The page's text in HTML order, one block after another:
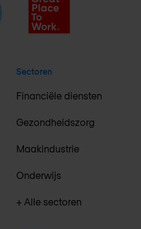
Sectoren
Financiële diensten
Gezondheidszorg
Maakindustrie
Onderwijs
+ Alle sectoren